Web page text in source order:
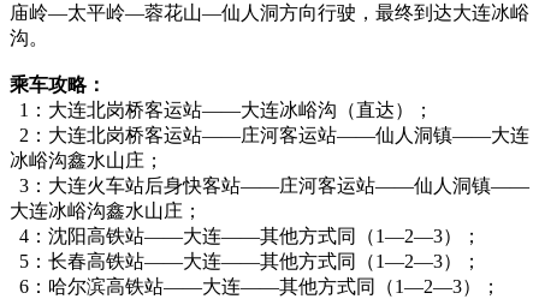
庙岭—太平岭—蓉花山—仙人洞方向行驶，最终到达大连冰峪
沟。
乘车攻略：
1：大连北岗桥客运站——大连冰峪沟（直达）；
2：大连北岗桥客运站——庄河客运站——仙人洞镇——大连
冰峪沟鑫水山庄；
3：大连火车站后身快客站——庄河客运站——仙人洞镇——
大连冰峪沟鑫水山庄；
4：沈阳高铁站——大连——其他方式同（1—2—3）；
5：长春高铁站——大连——其他方式同（1—2—3）；
6：哈尔滨高铁站——大连——其他方式同（1—2—3）；